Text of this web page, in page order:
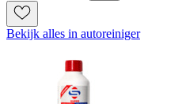
Bekijk alles in autoreiniger